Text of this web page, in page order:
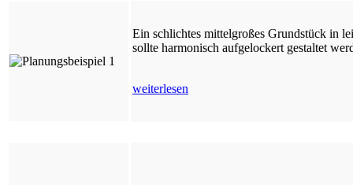
Ein schlichtes mittelgroßes Grundstück in
sollte harmonisch aufgelockert gestaltet
weiterlesen